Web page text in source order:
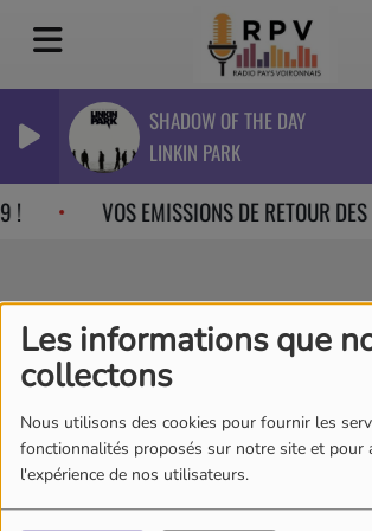
Les informations que
collectons
Nous utilisons des cookies pour fournir les
fonctionnalités proposés sur notre site et pour
l'expérience de nos utilisateurs.
SHADOW OF THE DAY
LINKIN PARK
! VOS EMISSIONS DE RETOUR